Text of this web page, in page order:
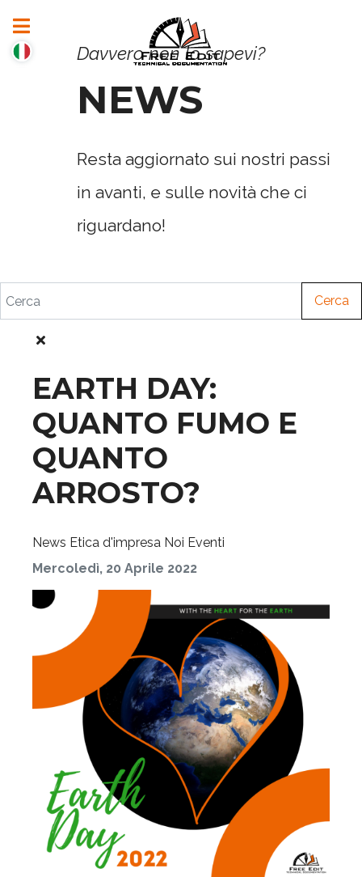
Davvero non lo sapevi?
NEWS
Resta aggiornato sui nostri passi
in avanti, e sulle novità che ci
riguardano!
Cerca
EARTH DAY:
QUANTO FUMO E
QUANTO
ARROSTO?
News Etica d'impresa Noi Eventi
Mercoledì, 20 Aprile 2022